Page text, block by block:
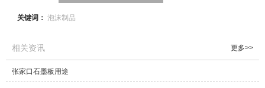
关键词：泡沫制品
相关资讯 更多>>
张家口石墨板用途